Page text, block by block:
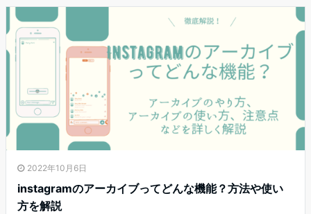
2022年10月6日
instagramのアーカイブってどんな機能？方法や使い
方を解説